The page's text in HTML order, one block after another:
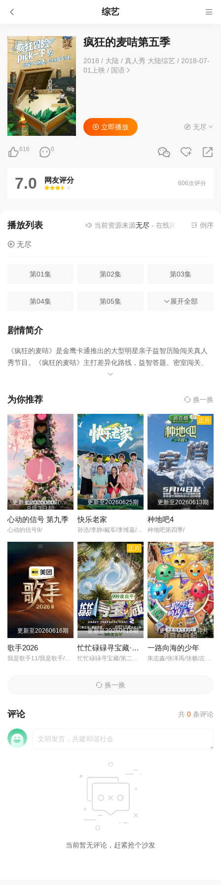
综艺
疯狂的麦咭第五季
2018 / 大陆 / 真人秀 大陆综艺/ 2018-07-
01上映 / 国语
616 0
立即播放 无尽
7.0 网友评分
很差
较差还行推荐力荐
606次评分
播放列表 当前资源来源无尽- 在线播放,无需安装播
倒序
无尽
第01集 第02集 第03集
第04集 第05集 第06集
第07集
第10集 第11集 第12集
展开全部
剧情简介
《疯狂的麦咭》是金鹰卡通推出的大型明星亲子益智历险闯关真人
秀节目。《疯狂的麦咭》主打差异化路线，益智答题、密室闯关、
为你推荐 换一换
更新至20260803(第1期中纯享)
心动的信号 第九季
心动的信号9/
更新至20260625期
快乐老家
孙浩/李静/戴军/李维嘉/沈凌/吴昕/武艺/高旭/
正片
更新至20260613期
种地吧4
种地吧第四季/
更新至20260616期
歌手2026
正片
更新至20260618期
忙忙碌碌寻宝藏·双人成行季
更新至0801先导片
一路向海的少年
换一换
评论 共 0 条评论
当前暂无评论，赶紧抢个沙发